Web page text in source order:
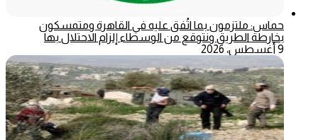
حماس: ملتزمون بما اتُفق عليه في القاهرة ومتمسكون
بخارطة الطريق ونتوقع من الوسطاء إلزام الاحتلال بها
9 أغسطس، 2026